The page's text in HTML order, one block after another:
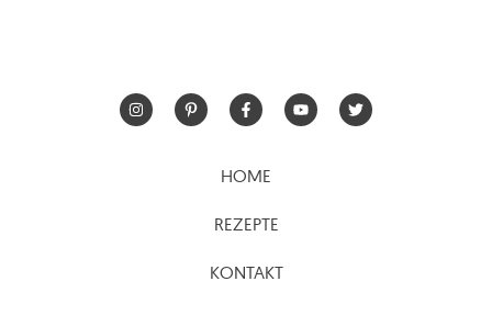
HOME
REZEPTE
KONTAKT